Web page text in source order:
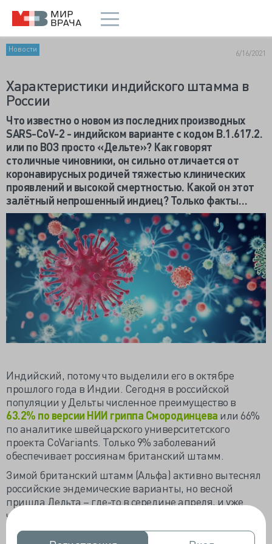
Новости 6/16/2021
Характеристики индийского штамма в
России
Что известно о новом из последних производных
SARS-CoV-2 - индийском варианте с кодом B.1.617.2.
или по ВОЗ просто «Дельте»? Как говорят
столичные чиновники, он сильно отличается от
коронавирусных родичей тяжестью клинических
проявлений и высокой смертностью. Какой он этот
залётный непрошенный индиец? Только факты…
Индийский, потому что выделили его в октябре
прошлого года в Индии. Сегодня в российской
популяции у Дельты численное преимущество в
63.2% по версии НИИ гриппа Смородинцева или 66%
по аналитике швейцарского университетского
проекта CoVariants. Только 9% заболеваний
обеспечивает россиянам британский штамм.
Зимой британский штамм (Альфа) активно вытеснял
российские эндемические варианты, но весной
пришла Дельта – где-то в середине апреля, и уже
через месяц взяла на себя две трети случаев
инфекции. Такая генетическая ситуация сложилась в